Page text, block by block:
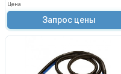
Цена
Запрос цены